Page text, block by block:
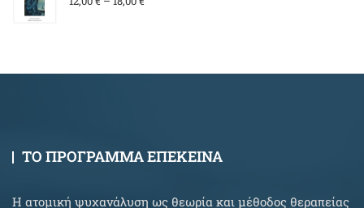
ΤΟ ΠΡΟΓΡΑΜΜΑ ΕΠΕΚΕΙΝΑ
Η ατομική ψυχανάλυση ως θεωρία και μέθοδος θεραπείας